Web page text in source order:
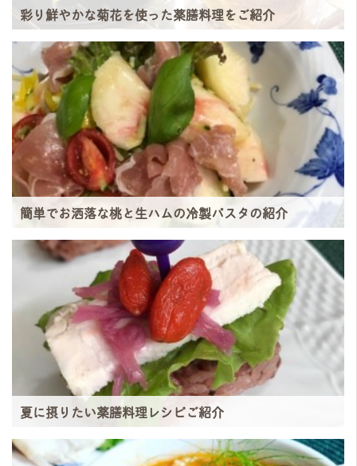
彩り鮮やかな菊花を使った薬膳料理をご紹介
簡単でお洒落な桃と生ハムの冷製パスタの紹介
夏に摂りたい薬膳料理レシピご紹介